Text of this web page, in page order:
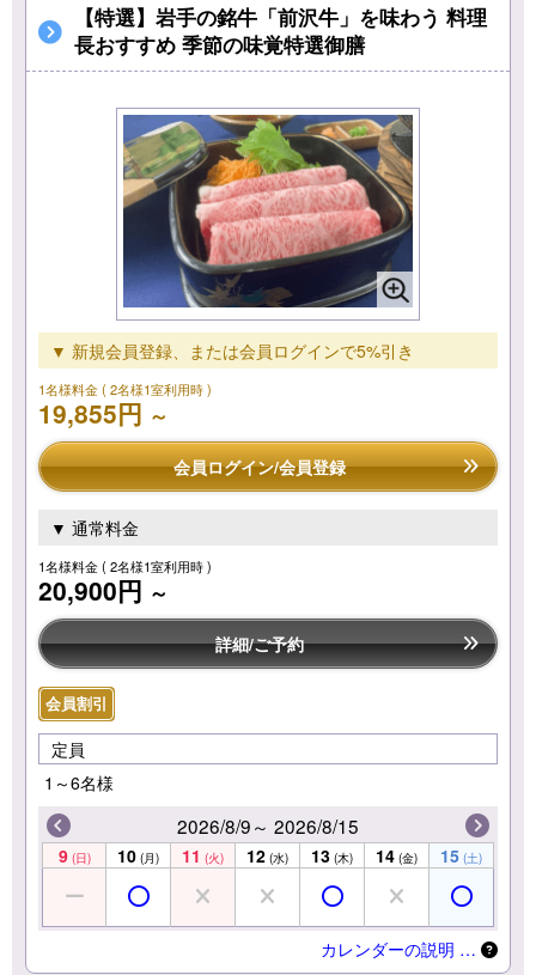
【特選】岩手の銘牛「前沢牛」を味わう 料理
長おすすめ 季節の味覚特選御膳
▼ 新規会員登録、または会員ログインで5%引き
1名様料金( 2名様1室利用時 )
19,855円 ～
会員ログイン/会員登録
▼ 通常料金
1名様料金( 2名様1室利用時 )
20,900円 ～
詳細/ご予約
会員割引
定員
1～6名様
2026/8/9～ 2026/8/15
9 (日) 10 (月) 11 (火) 12 (水) 13 (木) 14 (金) 15 (土)
カレンダーの説明 …